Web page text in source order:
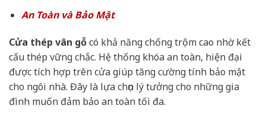
An Toàn và Bảo Mật
Cửa thép vân gỗcó khả năng chống trộm cao nhờ kết
cấu thép vững chắc. Hệ thống khóa an toàn, hiện đại
được tích hợp trên cửa giúp tăng cường tính bảo mật
cho ngôi nhà. Đây là lựa chọn lý tưởng cho những gia
đình muốn đảm bảo an toàn tối đa.